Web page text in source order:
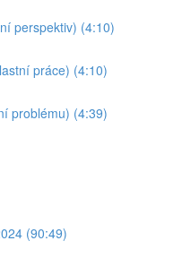
perspektiv) (4:10)
práce) (4:10)
problému) (4:39)
(90:49)